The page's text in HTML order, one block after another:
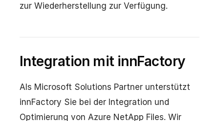
zur Wiederherstellung zur Verfügung.
Integration mit innFactory
Als Microsoft Solutions Partner unterstützt
innFactory Sie bei der Integration und
Optimierung von Azure NetApp Files. Wir